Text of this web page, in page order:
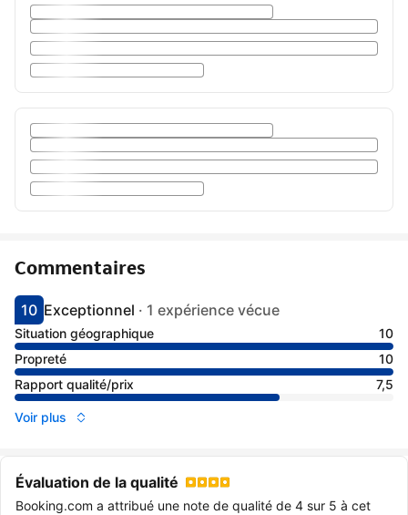
Commentaires
Avec une note de 10
10
exceptionnel
Exceptionnel · 1 expérience vécue
Situation géographique
10
Propreté
10
Rapport qualité/prix
7,5
Voir plus
Évaluation de la qualité
Booking.com a attribué une note de qualité de 4 sur 5 à cet